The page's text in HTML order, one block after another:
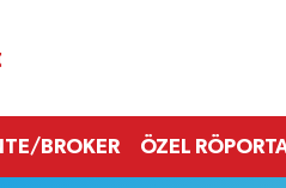
BROKER ÖZEL